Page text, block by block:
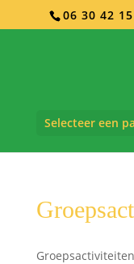
06 30 42
Selecteer een